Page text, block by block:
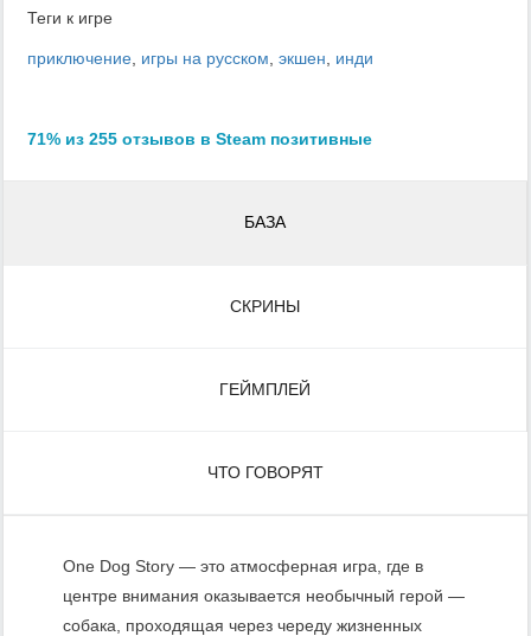
Теги к игре
приключение игры на русском экшен инди
71% из 255 отзывов в Steam позитивные
БАЗА
СКРИНЫ
ГЕЙМПЛЕЙ
ЧТО ГОВОРЯТ
One Dog Story — это атмосферная игра, где в
центре внимания оказывается необычный герой —
собака, проходящая через череду жизненных